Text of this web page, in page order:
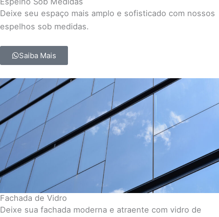
Deixe seu espaço mais amplo e sofisticado com nossos
espelhos sob medidas.
Saiba Mais
Fachada de Vidro
Deixe sua fachada moderna e atraente com vidro de